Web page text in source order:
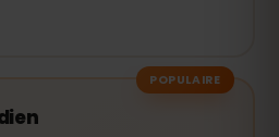
POPULAIRE